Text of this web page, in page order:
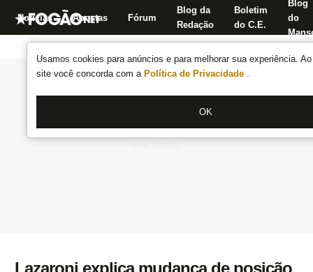
Usamos cookies para anúncios e para melhorar sua experiência.
site você concorda com a Política de Privacidade .
OK
Notícias Apostas Fórum
Blog da
Redação
Boletim
do C.E.
Blog
do
Lazaroni explica mudança de posição